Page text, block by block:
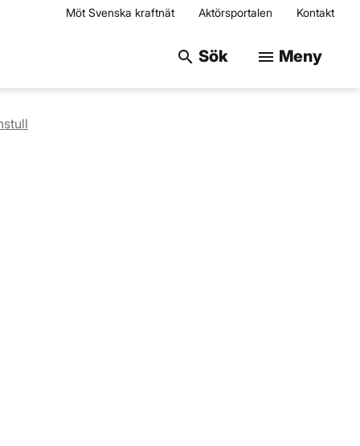
Möt Svenska kraftnät Aktörsportalen Kontakt
search Sök Sök på
menu Meny